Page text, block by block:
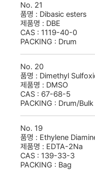
No. 21
품명 : Dibasic esters
제품명 : DBE
CAS : 1119-40-0
PACKING : Drum
No. 20
품명 : Dimethyl
제품명 : DMSO
CAS : 67-68-5
PACKING : Drum/Bulk
No. 19
품명 : Ethylene
제품명 : EDTA-2Na
CAS : 139-33-3
PACKING : Bag